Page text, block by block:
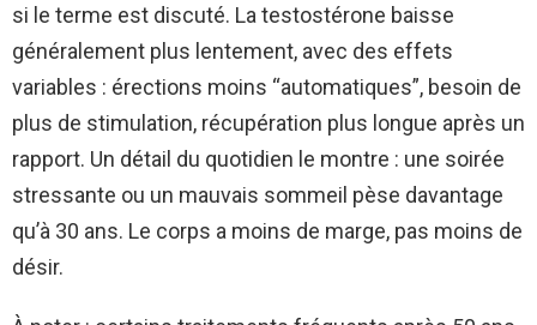
si le terme est discuté. La testostérone baisse
généralement plus lentement, avec des effets
variables : érections moins “automatiques”, besoin de
plus de stimulation, récupération plus longue après un
rapport. Un détail du quotidien le montre : une soirée
stressante ou un mauvais sommeil pèse davantage
qu’à 30 ans. Le corps a moins de marge, pas moins de
désir.